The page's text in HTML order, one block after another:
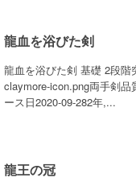
龍血を浴びた剣
龍血を浴びた剣 基礎 2段
claymore-icon.png両手剣品
ース日2020-09-282年,...
龍王の冠